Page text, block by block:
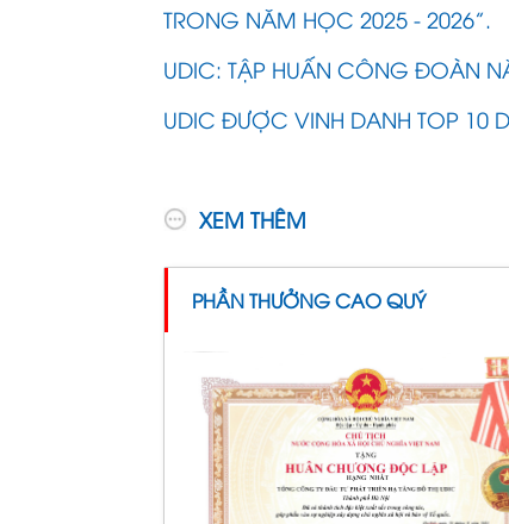
TRONG NĂM HỌC 2025 - 2026”.
UDIC: TẬP HUẤN CÔNG ĐOÀN
UDIC ĐƯỢC VINH DANH TOP 10
XEM THÊM
PHẦN THƯỞNG CAO QUÝ